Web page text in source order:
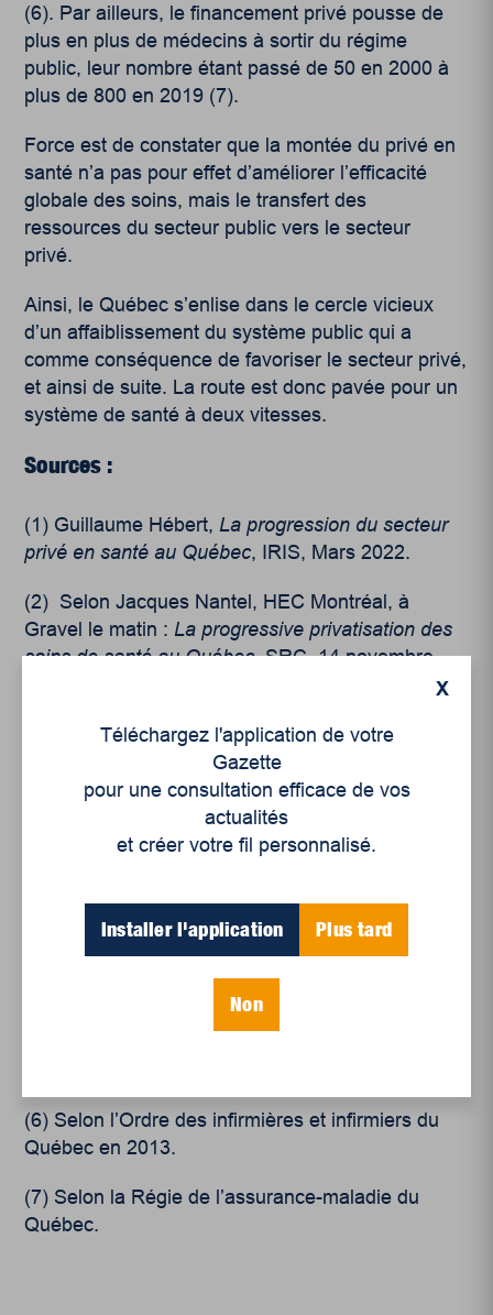
(6). Par ailleurs, le financement privé pousse de
plus en plus de médecins à sortir du régime
public, leur nombre étant passé de 50 en 2000 à
plus de 800 en 2019 (7).
Force est de constater que la montée du privé en
santé n’a pas pour effet d’améliorer l’efficacité
globale des soins, mais le transfert des
ressources du secteur public vers le secteur
privé.
Ainsi, le Québec s’enlise dans le cercle vicieux
d’un affaiblissement du système public qui a
comme conséquence de favoriser le secteur privé,
et ainsi de suite. La route est donc pavée pour un
système de santé à deux vitesses.
Sources :
(1) Guillaume Hébert,La progression du secteur
privé en santé au Québec, IRIS, Mars 2022.
(2) Selon Jacques Nantel, HEC Montréal, à
Gravel le matin :La progressive privatisation des
soins de santé au Québec, SRC, 14 novembre
privé en santé, IRIS, Avril 2022.
c, La Presse, 14 mai 2013.
(6) Selon l’Ordre des infirmières et infirmiers du
Québec en 2013.
(7) Selon la Régie de l’assurance-maladie du
Québec.
X
Téléchargez l'application de votre
Gazette
pour une consultation efficace de vos
actualités
et créer votre fil personnalisé.
Installer l'application Plus tard
Non